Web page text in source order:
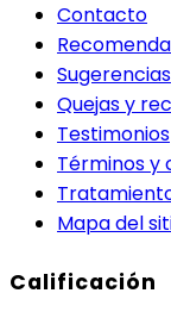
Contacto
Sugerencias
Quejas y
Testimonios
Términos y
Mapa del
Calificación